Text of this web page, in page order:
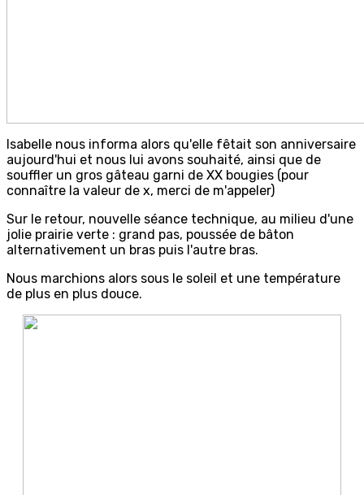
Isabelle nous informa alors qu'elle fêtait son anniversaire
aujourd'hui et nous lui avons souhaité, ainsi que de
souffler un gros gâteau garni de XX bougies (pour
connaître la valeur de x, merci de m'appeler)
Sur le retour, nouvelle séance technique, au milieu d'une
jolie prairie verte : grand pas, poussée de bâton
alternativement un bras puis l'autre bras.
Nous marchions alors sous le soleil et une température
de plus en plus douce.